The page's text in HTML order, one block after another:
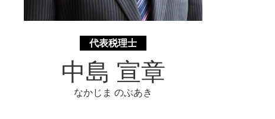
代表税理士
中島 宣章
なかじま のぶあき